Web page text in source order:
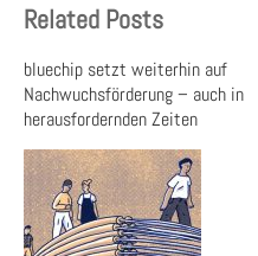
Related Posts
bluechip setzt weiterhin auf
Nachwuchsförderung – auch in
herausfordernden Zeiten